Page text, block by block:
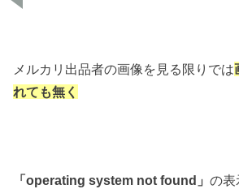
メルカリ出品者の画像を見る限りでは
れても無く
「operating system not found」の表